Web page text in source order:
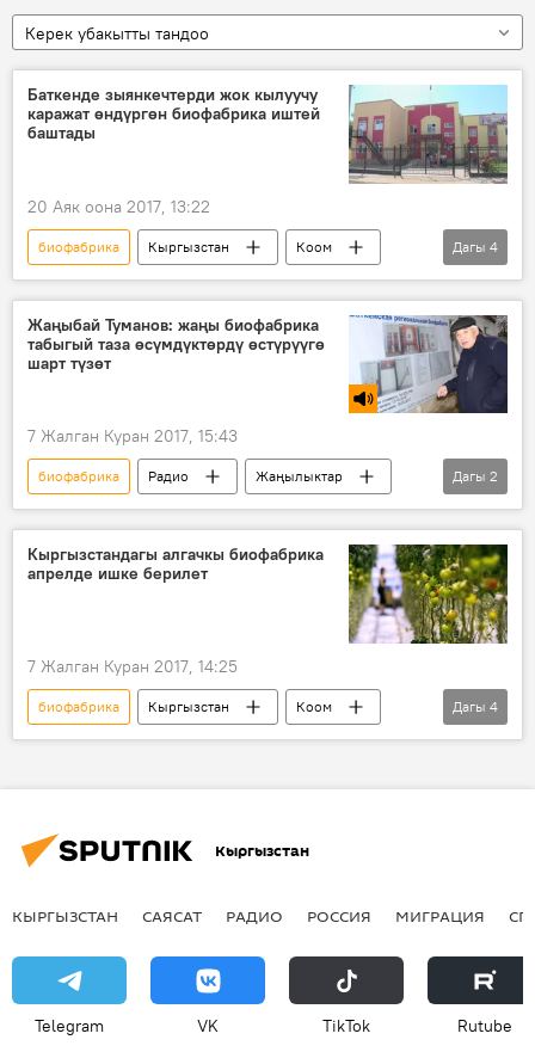
Керек убакытты тандоо
Баткенде зыянкечтерди жок кылуучу
каражат өндүргөн биофабрика иштей
баштады
20 Аяк оона 2017, 13:22
биофабрика Кыргызстан
Коом
Жаңылыктар
Баткен
өндүрүүчү
препарат
Дагы 4
Жаңыбай Туманов: жаңы биофабрика
табыгый таза өсүмдүктөрдү өстүрүүгө
шарт түзөт
7 Жалган Куран 2017, 15:43
биофабрика Радио
Жаңылыктар
курулуш
сапат
Дагы 2
Кыргызстандагы алгачкы биофабрика
апрелде ишке берилет
7 Жалган Куран 2017, 14:25
биофабрика Кыргызстан
Коом
Жаңылыктар
Экономика
Дагы 4
Кыргызстан
КЫРГЫЗСТАН САЯСАТ РАДИО РОССИЯ МИГРАЦИЯ
Telegram VK ТikТоk Rutube